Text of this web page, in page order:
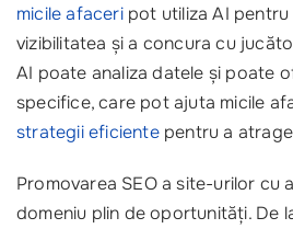
micile afaceripot utiliza AI pentru
vizibilitatea și a concura cu
AI poate analiza datele și poate
specifice, care pot ajuta micile
strategii eficientepentru a
Promovarea SEO a site-urilor cu
domeniu plin de oportunități. De